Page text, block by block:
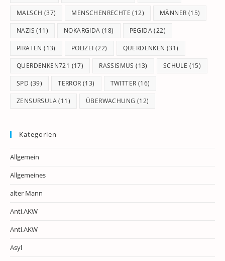
MALSCH (37) MENSCHENRECHTE (12) MÄNNER (15)
NAZIS (11) NOKARGIDA (18) PEGIDA(22)
PIRATEN (13) POLIZEI (22) QUERDENKEN (31)
QUERDENKEN721 (17) RASSISMUS (13) SCHULE (15)
SPD (39) TERROR (13) TWITTER (16)
ZENSURSULA(11) ÜBERWACHUNG (12)
Kategorien
Allgemein
Allgemeines
alter Mann
Anti.AKW
Anti.AKW
Asyl